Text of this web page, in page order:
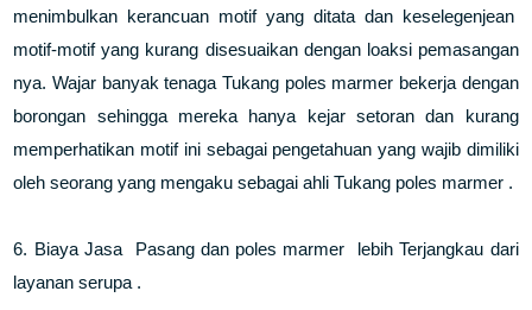
menimbulkan kerancuan motif yang ditata dan keselegenjean
motif-motif yang kurang disesuaikan dengan loaksi pemasangan
nya. Wajar banyak tenaga Tukang poles marmer bekerja dengan
borongan sehingga mereka hanya kejar setoran dan kurang
memperhatikan motif ini sebagai pengetahuan yang wajib dimiliki
oleh seorang yang mengaku sebagai ahli Tukang poles marmer .
6. Biaya Jasa Pasang dan poles marmer lebih Terjangkau dari
layanan serupa .